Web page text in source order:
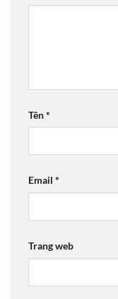
Tên*
Email *
Trang web